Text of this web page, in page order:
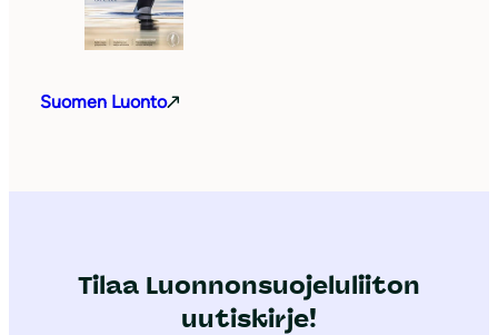
Suomen Luonto
Tilaa Luonnonsuojeluliiton
uutiskirje!